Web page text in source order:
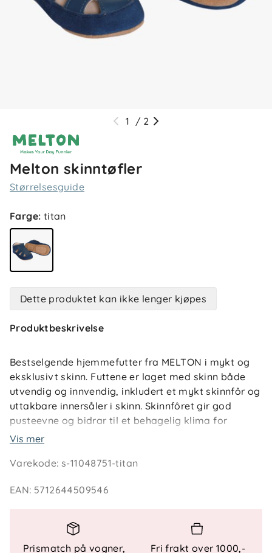
1 / 2
Melton skinntøfler
Størrelsesguide
Farge: titan
Dette produktet kan ikke lenger kjøpes
Produktbeskrivelse
Bestselgende hjemmefutter fra MELTON i mykt og
eksklusivt skinn. Futtene er laget med skinn både
utvendig og innvendig, inkludert et mykt skinnfôr og
uttakbare innersåler i skinn. Skinnfôret gir god
pusteevne og bidrar til et behagelig klima for
barnets føtter gjennom hele dagen.
Yttersålen er laget av semsket skinn med integrerte
underlag. Ved å kombinere semsket skinn med
kompromiss med stabilitet og sklisikkerhet.
Vis mer
Varekode:s-11048751-titan
EAN: 5712644509546
Prismatch på vogner,
Fri frakt over 1000,-